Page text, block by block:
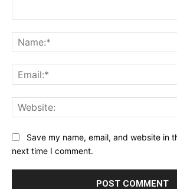
Save my name, email, and website in
next time I comment.